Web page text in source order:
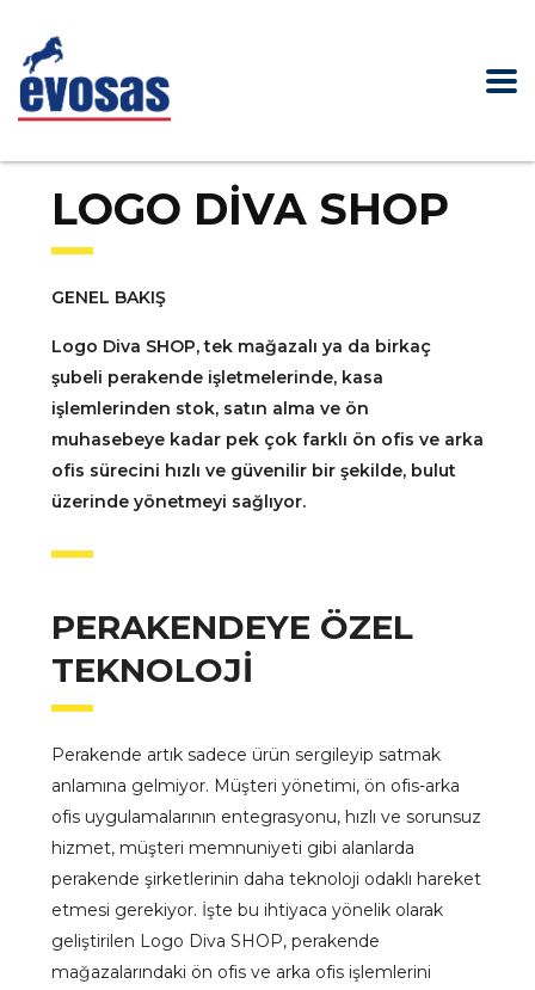
LOGO DİVA SHOP
GENEL BAKIŞ
Logo Diva SHOP, tek mağazalı ya da birkaç
şubeli perakende işletmelerinde, kasa
işlemlerinden stok, satın alma ve ön
muhasebeye kadar pek çok farklı ön ofis ve arka
ofis sürecini hızlı ve güvenilir bir şekilde, bulut
üzerinde yönetmeyi sağlıyor.
PERAKENDEYE ÖZEL
TEKNOLOJI
Perakende artık sadece ürün sergileyip satmak
anlamına gelmiyor. Müşteri yönetimi, ön ofis-arka
ofis uygulamalarının entegrasyonu, hızlı ve sorunsuz
hizmet, müşteri memnuniyeti gibi alanlarda
perakende şirketlerinin daha teknoloji odaklı hareket
etmesi gerekiyor. İşte bu ihtiyaca yönelik olarak
geliştirilen Logo Diva SHOP, perakende
mağazalarındaki ön ofis ve arka ofis işlemlerini